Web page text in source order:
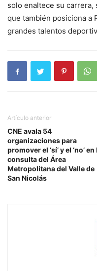
solo enaltece su carrera,
que también posiciona a
grandes talentos
Artículo anterior
CNE avala 54
organizaciones para
promover el ‘sí’ y el ‘no’ en
consulta del Área
Metropolitana del Valle de
San Nicolás